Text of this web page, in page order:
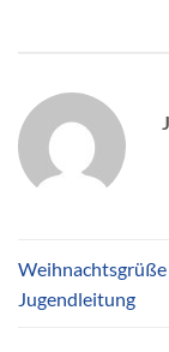
Jugendleitung